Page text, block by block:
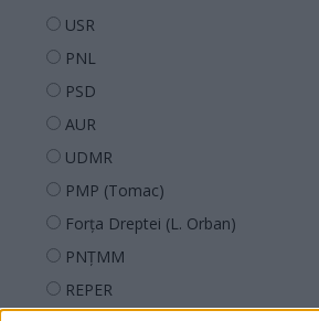
USR
PNL
PSD
AUR
UDMR
PMP (Tomac)
Forța Dreptei (L. Orban)
PNȚMM
REPER